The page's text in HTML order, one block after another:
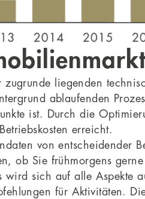
liegenden
ablaufenden
ist. Durch die
erreicht.
von entscheidender
ob Sie frühmorgens
sich auf alle Aspekte
für Aktivitäten.